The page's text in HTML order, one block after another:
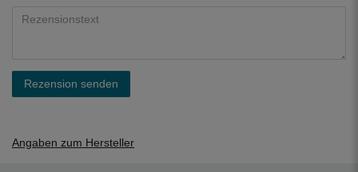
Rezension senden
Angaben zum Hersteller